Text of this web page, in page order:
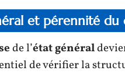
et pérennité du
de l’état général
de vérifier la